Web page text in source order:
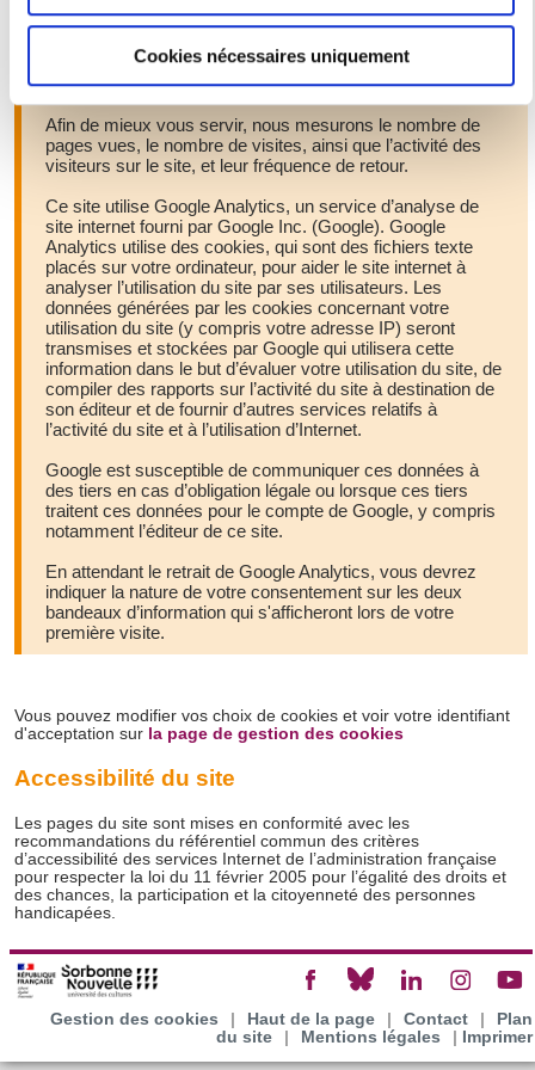
mètres près
Identifier votre appareil en l'analysant activement
pour en relever les caractéristiques spécifiques
(empreintes digitales).
Pour en savoir plus sur le traitement de vos données
personnelles et définir vos préférences, reportez-vous à la
section « Détails ». Vous pouvez modifier ou retirer votre
consentement à tout moment à partir de la déclaration sur
les cookies.
Les cookies nous permettent de personnaliser le contenu
et les annonces, d'offrir des fonctionnalités relatives aux
médias sociaux et d'analyser notre trafic. Nous
partageons également des informations sur l'utilisation de
notre site avec nos partenaires de médias sociaux, de
publicité et d'analyse, qui peuvent combiner celles-ci avec
d'autres informations que vous leur avez fournies ou qu'ils
ont collectées lors de votre utilisation de leurs services.
Cookies nécessaires uniquement
webmestre[at]sorbonne-nouvelle.fr et dpd[at]sorbonne-nouvelle.fr.
Afin de mieux vous servir, nous mesurons le nombre de
pages vues, le nombre de visites, ainsi que l’activité des
visiteurs sur le site, et leur fréquence de retour.
Ce site utilise Google Analytics, un service d’analyse de
site internet fourni par Google Inc. (Google). Google
Analytics utilise des cookies, qui sont des fichiers texte
placés sur votre ordinateur, pour aider le site internet à
analyser l’utilisation du site par ses utilisateurs. Les
données générées par les cookies concernant votre
utilisation du site (y compris votre adresse IP) seront
transmises et stockées par Google qui utilisera cette
information dans le but d’évaluer votre utilisation du site, de
compiler des rapports sur l’activité du site à destination de
son éditeur et de fournir d’autres services relatifs à
l’activité du site et à l’utilisation d’Internet.
Google est susceptible de communiquer ces données à
des tiers en cas d’obligation légale ou lorsque ces tiers
traitent ces données pour le compte de Google, y compris
notamment l’éditeur de ce site.
En attendant le retrait de Google Analytics, vous devrez
indiquer la nature de votre consentement sur les deux
bandeaux d’information qui s'afficheront lors de votre
première visite.
Vous pouvez modifier vos choix de cookies et voir votre identifiant
d'acceptation sur la page de gestion des cookies
Accessibilité du site
Les pages du site sont mises en conformité avec les
recommandations du référentiel commun des critères
d’accessibilité des services Internet de l’administration française
pour respecter la loi du 11 février 2005 pour l’égalité des droits et
des chances, la participation et la citoyenneté des personnes
handicapées.
Gestion des cookies Haut de la page Contact
Plan
du site
Mentions légales Imprimer